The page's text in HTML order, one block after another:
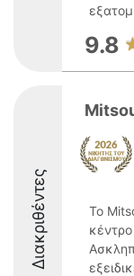
9.8
Διακριθέντες
Το